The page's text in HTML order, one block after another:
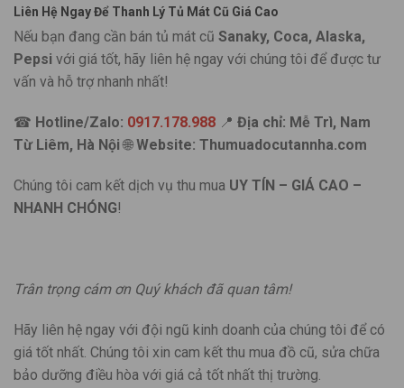
Liên Hệ Ngay Để Thanh Lý Tủ Mát Cũ Giá Cao
Nếu bạn đang cần bán tủ mát cũ Sanaky, Coca, Alaska,
Pepsi với giá tốt, hãy liên hệ ngay với chúng tôi để được tư
vấn và hỗ trợ nhanh nhất!
☎ Hotline/Zalo: 0917.178.988 📍 Địa chỉ: Mễ Trì, Nam
Từ Liêm, Hà Nội 🌐Website: Thumuadocutannha.com
Chúng tôi cam kết dịch vụ thu mua UY TÍN – GIÁ CAO –
NHANH CHÓNG!
Trân trọng cám ơn Quý khách đã quan tâm!
Hãy liên hệ ngay với đội ngũ kinh doanh của chúng tôi để có
giá tốt nhất. Chúng tôi xin cam kết thu mua đồ cũ, sửa chữa
bảo dưỡng điều hòa với giá cả tốt nhất thị trường.